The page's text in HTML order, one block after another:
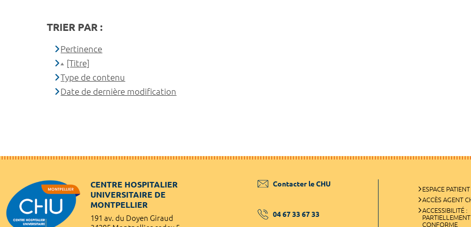
TRIER PAR :
Pertinence
[Titre]
Type de contenu
Date de dernière modification
CENTRE HOSPITALIER
UNIVERSITAIRE DE
MONTPELLIER
191 av. du Doyen Giraud
Contacter le CHU
04 67 33 67 33
ESPACE PATIENT
ACCÈS AGENT
ACCESSIBILITÉ :
PARTIELLEMENT
CONFORME